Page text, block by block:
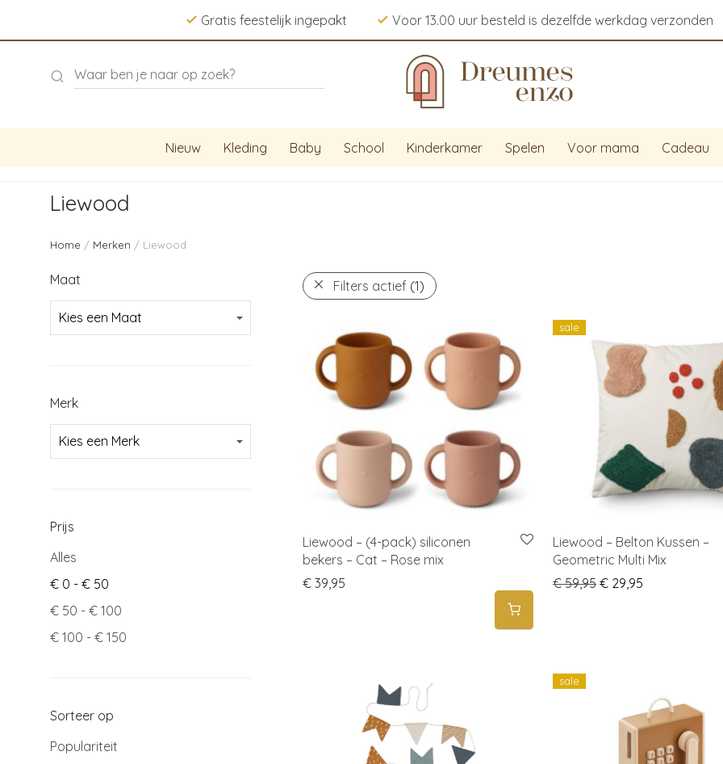
Gratis feestelijk ingepakt Voor 13.00 uur besteld is dezelfde werkdag verzonden
Nieuw Kleding Baby School Kinderkamer Spelen Voor mama Cadeau
Liewood
Home / Merken / Liewood
Maat
Merk
Prijs
Alles
€ 0 - € 50
€ 50 - € 100
€ 100 - € 150
Sorteer op
Populariteit
Filters actief (1)
Liewood – (4-pack) siliconen
bekers – Cat – Rose mix
€39,95
sale
Liewood – Belton Kussen –
Geometric Multi Mix
€59,95 Original price was: €
€29,95Current price
sale